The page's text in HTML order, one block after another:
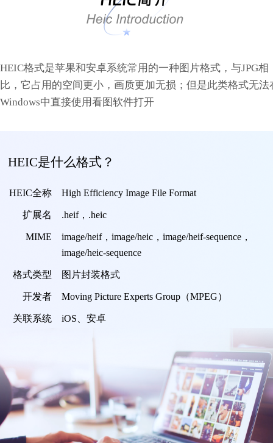
HEIC格式是苹果和安卓系统常用的一种图片格式，与JPG相
比，它占用的空间更小，画质更加无损；但是此类格式无法
Windows中直接使用看图软件打开
HEIC是什么格式？
HEIC全称 High Efficiency Image File Format
扩展名 .heif，.heic
MIME
image/heif，image/heic，image/heif-sequence，
image/heic-sequence
格式类型 图片封装格式
开发者 Moving Picture Experts Group（MPEG）
关联系统 iOS、安卓